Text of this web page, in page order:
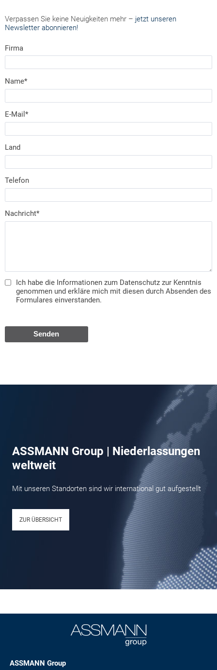
Verpassen Sie keine Neuigkeiten mehr – jetzt unseren
Newsletter abonnieren!
Firma
Name*
E-Mail*
Land
Telefon
Nachricht*
Ich habe die Informationen zum Datenschutz zur Kenntnis
genommen und erkläre mich mit diesen durch Absenden des
Formulares einverstanden.
ASSMANN Group | Niederlassungen
weltweit
Mit unseren Standorten sind wir international gut aufgestellt
ZUR ÜBERSICHT
ASSMANN Group